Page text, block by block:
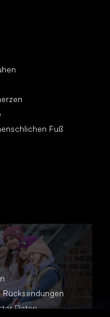
Fuß
Daten